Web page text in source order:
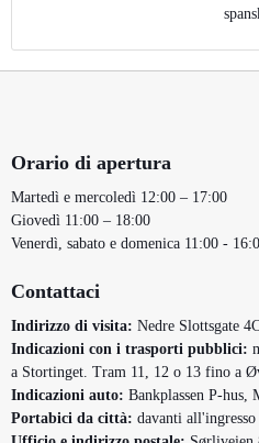
Orario di apertura
Martedì e mercoledì 12:00 – 17:00
Giovedì 11:00 – 18:00
Venerdì, sabato e domenica 11:00 -
Contattaci
Indirizzo di visita: Nedre Slottsgate
Indicazioni con i trasporti pubblici:
a Stortinget. Tram 11, 12 o 13 fino a
Indicazioni auto: Bankplassen P-hus,
Portabici da città: davanti all'ingresso